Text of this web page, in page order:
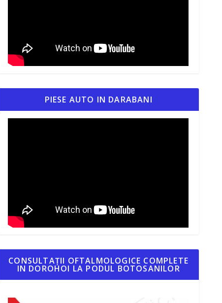
PIESE AUTO IN DARABANI
CONSULTAȚII OFTALMOLOGICE COMPLETE
IN DOROHOI LA PODUL BOTOSANILOR